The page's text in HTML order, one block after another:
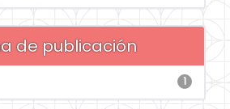
de publicación
1